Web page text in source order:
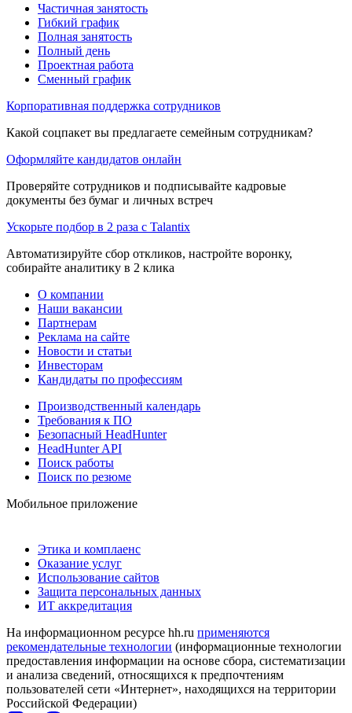
Частичная занятость
Гибкий график
Полная занятость
Полный день
Проектная работа
Сменный график
Корпоративная поддержка сотрудников
Какой соцпакет вы предлагаете семейным сотрудникам?
Оформляйте кандидатов онлайн
Проверяйте сотрудников и подписывайте кадровые
документы без бумаг и личных встреч
Ускорьте подбор в 2 раза с Talantix
Автоматизируйте сбор откликов, настройте воронку,
собирайте аналитику в 2 клика
О компании
Наши вакансии
Партнерам
Реклама на сайте
Новости и статьи
Инвесторам
Кандидаты по профессиям
Производственный календарь
Требования к ПО
Безопасный HeadHunter
HeadHunter API
Поиск работы
Поиск по резюме
Мобильное приложение
Этика и комплаенс
Оказание услуг
Использование сайтов
Защита персональных данных
ИТ аккредитация
На информационном ресурсе hh.ru применяются
рекомендательные технологии (информационные технологии
предоставления информации на основе сбора, систематизации
и анализа сведений, относящихся к предпочтениям
пользователей сети «Интернет», находящихся на территории
Российской Федерации)